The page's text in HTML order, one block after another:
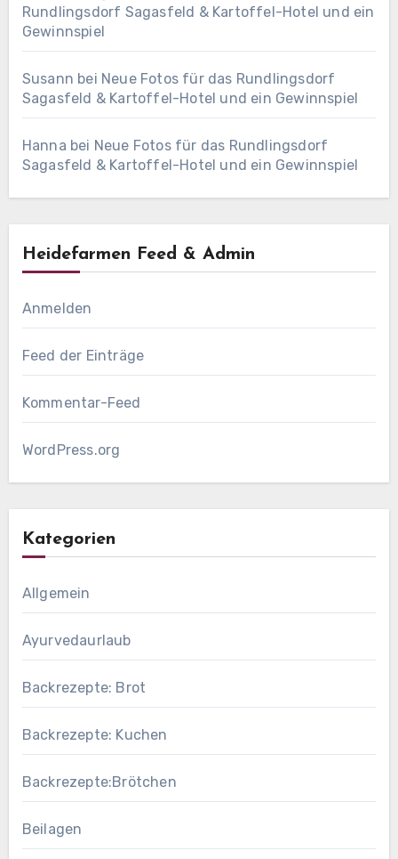
Rundlingsdorf Sagasfeld & Kartoffel-Hotel und ein
Gewinnspiel
Susann bei Neue Fotos für das Rundlingsdorf
Sagasfeld & Kartoffel-Hotel und ein Gewinnspiel
Hanna bei Neue Fotos für das Rundlingsdorf
Sagasfeld & Kartoffel-Hotel und ein Gewinnspiel
Heidefarmen Feed & Admin
Anmelden
Feed der Einträge
Kommentar-Feed
WordPress.org
Kategorien
Allgemein
Ayurvedaurlaub
Backrezepte: Brot
Backrezepte: Kuchen
Backrezepte:Brötchen
Beilagen